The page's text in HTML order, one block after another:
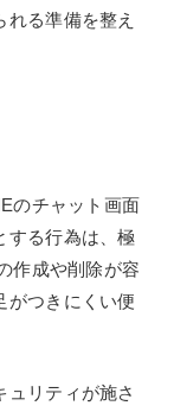
る準備を整え
のチャット画面
する行為は、極
作成や削除が容
がつきにくい便
リティが施さ